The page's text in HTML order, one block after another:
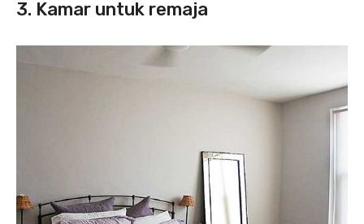
3. Kamar untuk remaja